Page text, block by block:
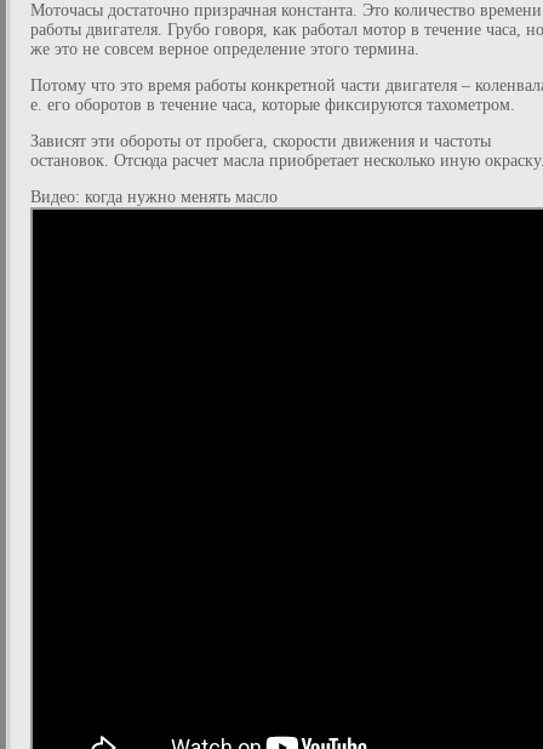
Моточасы достаточно призрачная константа. Это количество времени
работы двигателя. Грубо говоря, как работал мотор в течение часа,
же это не совсем верное определение этого термина.
Потому что это время работы конкретной части двигателя –
е. его оборотов в течение часа, которые фиксируются тахометром.
Зависят эти обороты от пробега, скорости движения и частоты
остановок. Отсюда расчет масла приобретает несколько иную
Видео: когда нужно менять масло